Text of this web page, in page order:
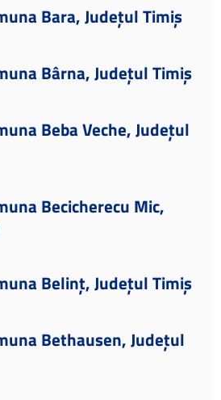
Bara, Județul Timiș
Bârna, Județul Timiș
Beba Veche, Județul
Becicherecu Mic,
Belinț, Județul Timiș
Bethausen, Județul